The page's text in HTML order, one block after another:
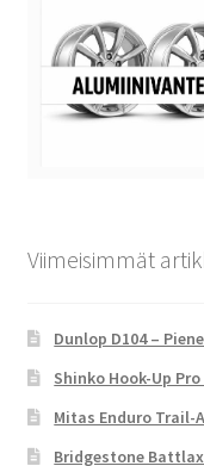
Viimeisimmät
Dunlop D104 –
Shinko Hook-Up
Mitas Enduro Trail-
Bridgestone